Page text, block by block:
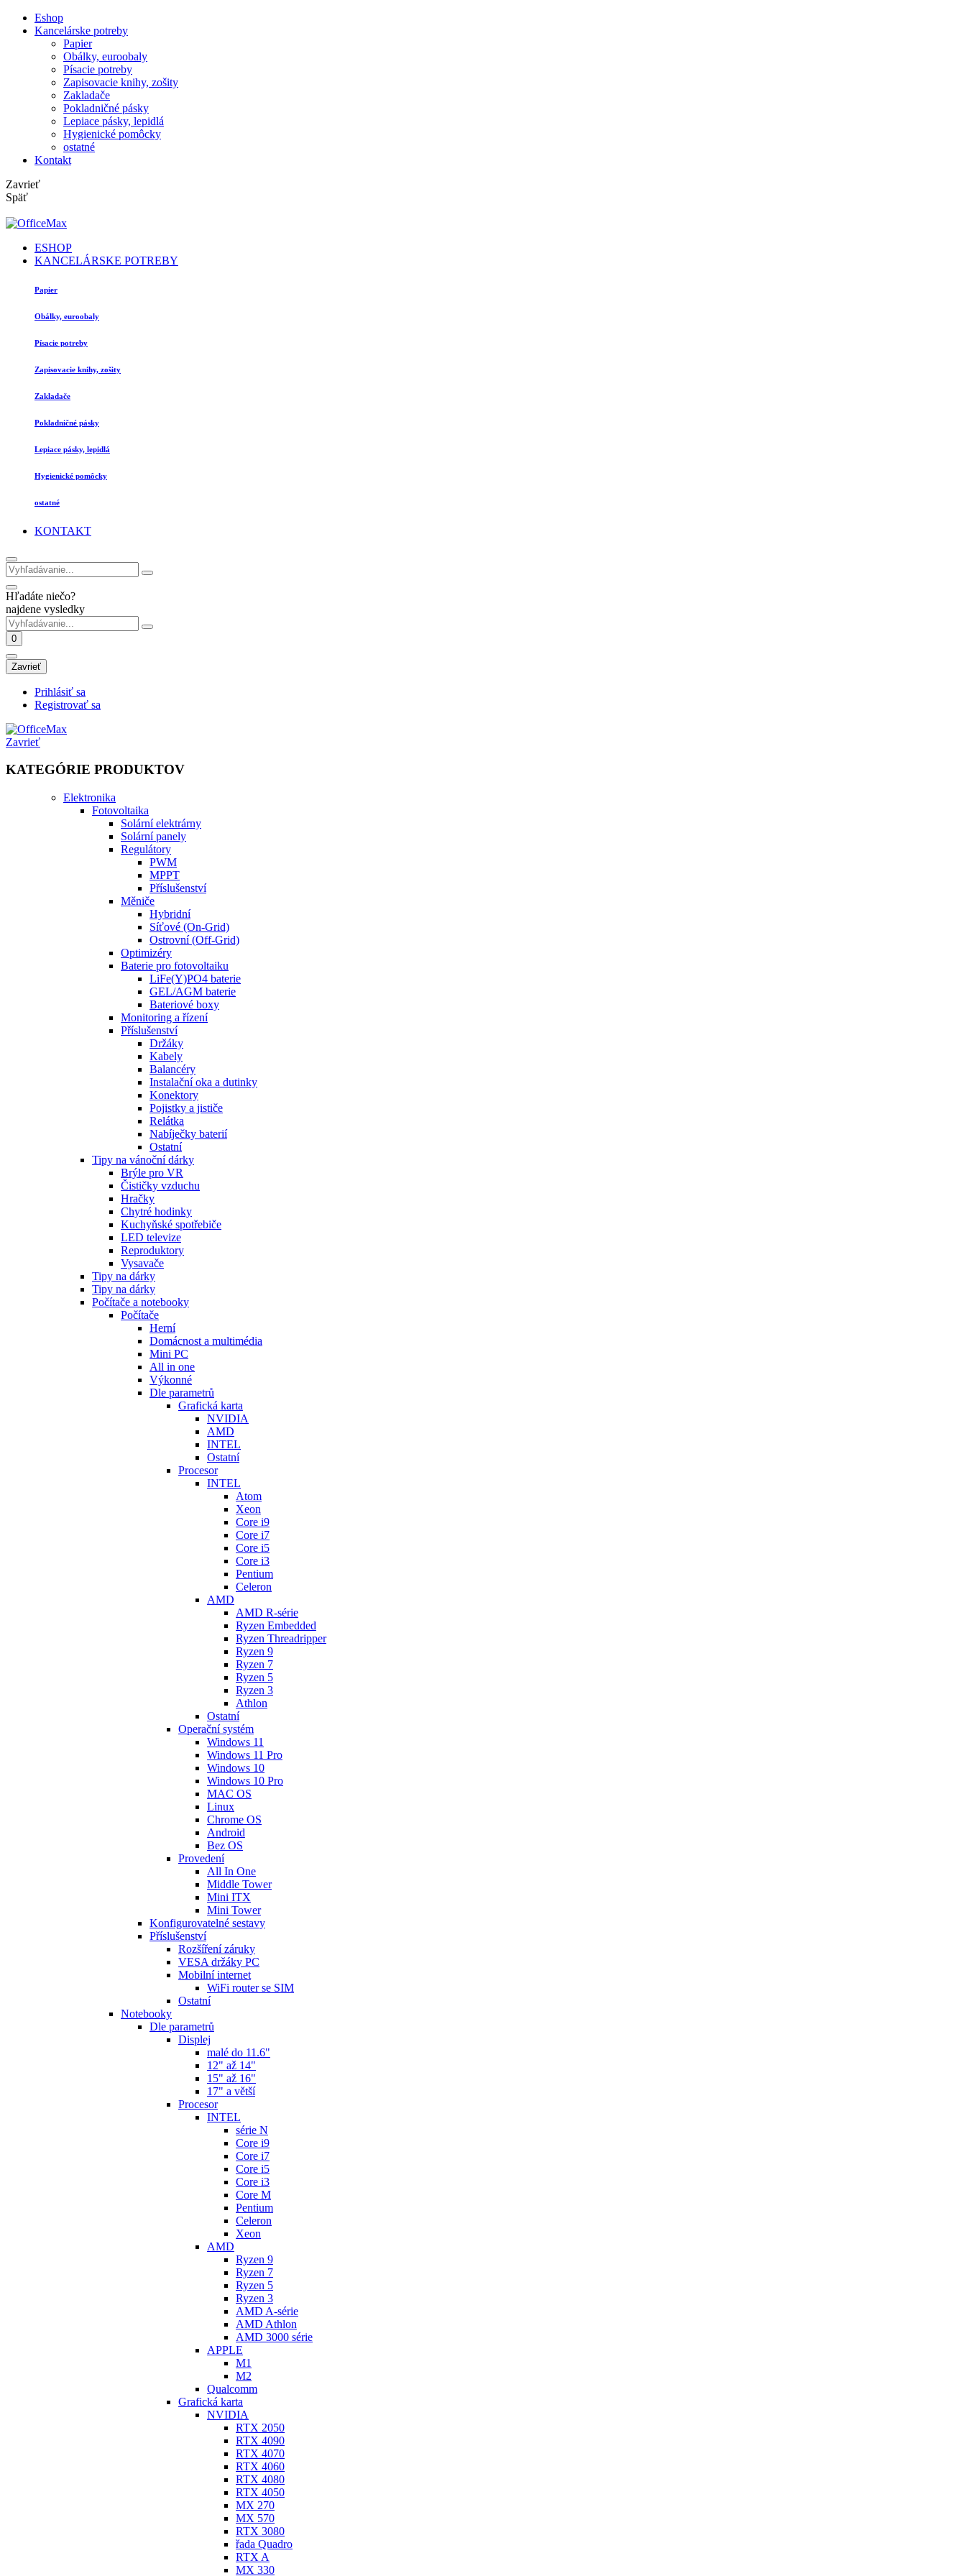
Eshop
Kancelárske potreby
Papier
Obálky, euroobaly
Písacie potreby
Zapisovacie knihy, zošity
Zakladače
Pokladničné pásky
Lepiace pásky, lepidlá
Hygienické pomôcky
ostatné
Kontakt
Zavrieť
Späť
ESHOP
KANCELÁRSKE POTREBY
Papier
Obálky, euroobaly
Písacie potreby
Zapisovacie knihy, zošity
Zakladače
Pokladničné pásky
Lepiace pásky, lepidlá
Hygienické pomôcky
ostatné
KONTAKT
Hľadáte niečo?
najdene vysledky
0
Zavrieť
Prihlásiť sa
Registrovať sa
Zavrieť
KATEGÓRIE PRODUKTOV
Elektronika
Fotovoltaika
Solární elektrárny
Solární panely
Regulátory
PWM
MPPT
Příslušenství
Měniče
Hybridní
Síťové (On-Grid)
Ostrovní (Off-Grid)
Optimizéry
Baterie pro fotovoltaiku
LiFe(Y)PO4 baterie
GEL/AGM baterie
Bateriové boxy
Monitoring a řízení
Příslušenství
Držáky
Kabely
Balancéry
Instalační oka a dutinky
Konektory
Pojistky a jističe
Relátka
Nabíječky baterií
Ostatní
Tipy na vánoční dárky
Brýle pro VR
Čističky vzduchu
Hračky
Chytré hodinky
Kuchyňské spotřebiče
LED televize
Reproduktory
Vysavače
Tipy na dárky
Tipy na dárky
Počítače a notebooky
Počítače
Herní
Domácnost a multimédia
Mini PC
All in one
Výkonné
Dle parametrů
Grafická karta
NVIDIA
AMD
INTEL
Ostatní
Procesor
INTEL
Atom
Xeon
Core i9
Core i7
Core i5
Core i3
Pentium
Celeron
AMD
AMD R-série
Ryzen Embedded
Ryzen Threadripper
Ryzen 9
Ryzen 7
Ryzen 5
Ryzen 3
Athlon
Ostatní
Operační systém
Windows 11
Windows 11 Pro
Windows 10
Windows 10 Pro
MAC OS
Linux
Chrome OS
Android
Bez OS
Provedení
All In One
Middle Tower
Mini ITX
Mini Tower
Konfigurovatelné sestavy
Příslušenství
Rozšíření záruky
VESA držáky PC
Mobilní internet
WiFi router se SIM
Ostatní
Notebooky
Dle parametrů
Displej
malé do 11.6"
12" až 14"
15" až 16"
17" a větší
Procesor
INTEL
série N
Core i9
Core i7
Core i5
Core i3
Core M
Pentium
Celeron
Xeon
AMD
Ryzen 9
Ryzen 7
Ryzen 5
Ryzen 3
AMD A-série
AMD Athlon
AMD 3000 série
APPLE
M1
M2
Qualcomm
Grafická karta
NVIDIA
RTX 2050
RTX 4090
RTX 4070
RTX 4060
RTX 4080
RTX 4050
MX 270
MX 570
RTX 3080
řada Quadro
RTX A
MX 330